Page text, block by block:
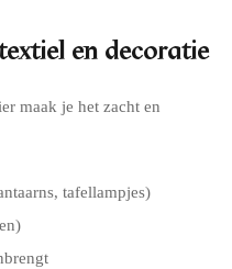
en decoratie
maak je het zacht en
tafellampjes)